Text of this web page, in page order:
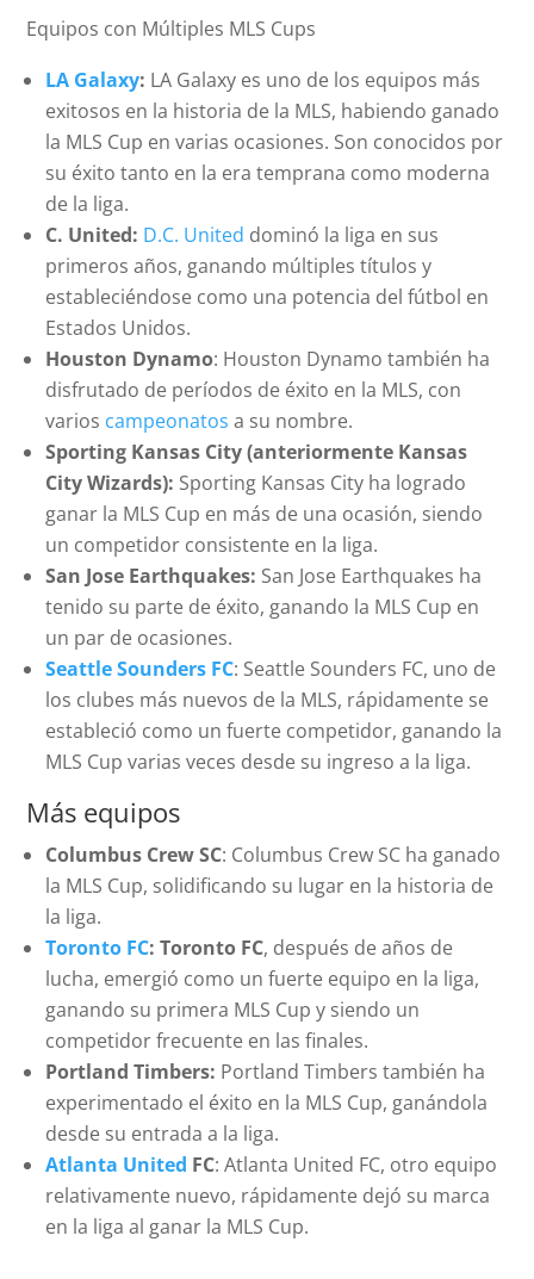
Equipos con Múltiples MLS Cups
LA Galaxy: LA Galaxy es uno de los equipos más
exitosos en la historia de la MLS, habiendo ganado
la MLS Cup en varias ocasiones. Son conocidos por
su éxito tanto en la era temprana como moderna
de la liga.
C. United: D.C. United dominó la liga en sus
primeros años, ganando múltiples títulos y
estableciéndose como una potencia del fútbol en
Estados Unidos.
Houston Dynamo: Houston Dynamo también ha
disfrutado de períodos de éxito en la MLS, con
varios campeonatos a su nombre.
Sporting Kansas City (anteriormente Kansas
City Wizards): Sporting Kansas City ha logrado
ganar la MLS Cup en más de una ocasión, siendo
un competidor consistente en la liga.
San Jose Earthquakes: San Jose Earthquakes ha
tenido su parte de éxito, ganando la MLS Cup en
un par de ocasiones.
Seattle Sounders FC: Seattle Sounders FC, uno de
los clubes más nuevos de la MLS, rápidamente se
estableció como un fuerte competidor, ganando la
MLS Cup varias veces desde su ingreso a la liga.
Más equipos
Columbus Crew SC: Columbus Crew SC ha ganado
la MLS Cup, solidificando su lugar en la historia de
la liga.
Toronto FC: Toronto FC, después de años de
lucha, emergió como un fuerte equipo en la liga,
ganando su primera MLS Cup y siendo un
competidor frecuente en las finales.
Portland Timbers: Portland Timbers también ha
experimentado el éxito en la MLS Cup, ganándola
desde su entrada a la liga.
Atlanta United FC: Atlanta United FC, otro equipo
relativamente nuevo, rápidamente dejó su marca
en la liga al ganar la MLS Cup.